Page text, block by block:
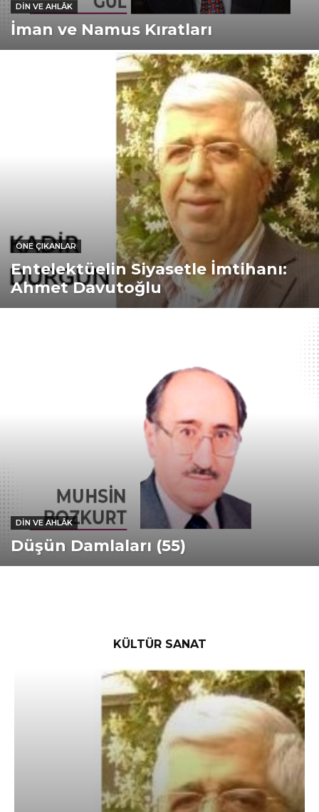
DIN VE AHLÂK
İman ve Namus Kıratları
ÖNE ÇIKANLAR
Entelektüelin Siyasetle İmtihanı:
Ahmet Davutoğlu
DIN VE AHLÂK
Düşün Damlaları (55)
KÜLTÜR SANAT